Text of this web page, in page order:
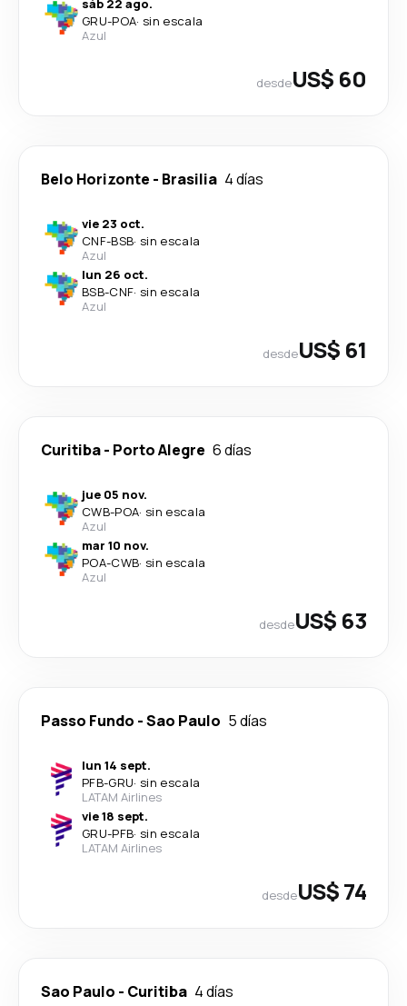
sáb 22 ago.
GRU-POA· sin escala
Azul
desdeUS$ 60
Belo Horizonte - Brasilia 4 días
vie 23 oct.
CNF-BSB· sin escala
Azul
lun 26 oct.
BSB-CNF· sin escala
Azul
desdeUS$ 61
Curitiba- Porto Alegre 6 días
jue 05 nov.
CWB-POA· sin escala
Azul
mar 10 nov.
POA-CWB· sin escala
Azul
desdeUS$ 63
Passo Fundo -Sao Paulo 5 días
lun 14 sept.
PFB-GRU· sin escala
LATAM Airlines
vie 18 sept.
GRU-PFB· sin escala
LATAM Airlines
desdeUS$ 74
Sao Paulo - Curitiba 4 días